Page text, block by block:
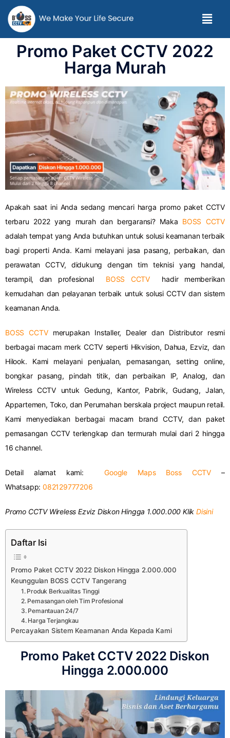
Promo Paket CCTV 2022
Harga Murah
Apakah saat ini Anda sedang mencari harga promo paket CCTV
terbaru 2022 yang murah dan bergaransi? Maka BOSS CCTV
adalah tempat yang Anda butuhkan untuk solusi keamanan terbaik
bagi properti Anda. Kami melayani jasa pasang, perbaikan, dan
perawatan CCTV, didukung dengan tim teknisi yang handal,
terampil, dan profesional BOSS CCTV hadir memberikan
kemudahan dan pelayanan terbaik untuk solusi CCTV dan sistem
keamanan Anda.
BOSS CCTVmerupakan Installer, Dealer dan Distributor resmi
berbagai macam merk CCTV seperti Hikvision, Dahua, Ezviz, dan
Hilook. Kami melayani penjualan, pemasangan, setting online,
bongkar pasang, pindah titik, dan perbaikan IP, Analog, dan
Wireless CCTV untuk Gedung, Kantor, Pabrik, Gudang, Jalan,
Appartemen, Toko, dan Perumahan berskala project maupun retail.
Kami menyediakan berbagai macam brand CCTV, dan paket
pemasangan CCTV terlengkap dan termurah mulai dari 2 hingga
16 channel.
Detail alamat kami:Google Maps Boss CCTV –
Whatsapp:082129777206
Promo CCTV Wireless Ezviz Diskon Hingga 1.000.000 Klik Disini
Daftar Isi
Promo Paket CCTV 2022 Diskon Hingga 2.000.000
Keunggulan BOSS CCTV Tangerang
1. Produk Berkualitas Tinggi
2. Pemasangan oleh Tim Profesional
3. Pemantauan 24/7
4. Harga Terjangkau
Percayakan Sistem Keamanan Anda Kepada Kami
Promo Paket CCTV 2022 Diskon
Hingga 2.000.000